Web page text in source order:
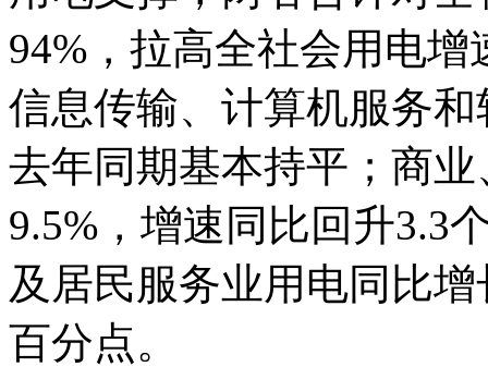
94%，拉高全社会用电
信息传输、计算机服务
去年同期基本持平；商
9.5%，增速同比回升3.3
及居民服务业用电同比
百分点。